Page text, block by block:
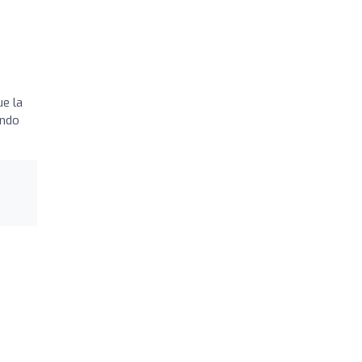
la